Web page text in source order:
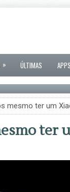
» ÚLTIMAS
mesmo ter um
ter